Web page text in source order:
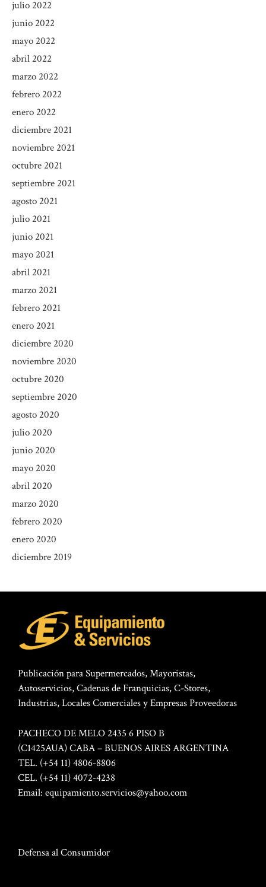
julio 2022
junio 2022
mayo 2022
abril 2022
marzo 2022
febrero 2022
enero 2022
diciembre 2021
noviembre 2021
octubre 2021
septiembre 2021
agosto 2021
julio 2021
junio 2021
mayo 2021
abril 2021
marzo 2021
febrero 2021
enero 2021
diciembre 2020
noviembre 2020
octubre 2020
septiembre 2020
agosto 2020
julio 2020
junio 2020
mayo 2020
abril 2020
marzo 2020
febrero 2020
enero 2020
diciembre 2019
Publicación para Supermercados, Mayoristas,
Autoservicios, Cadenas de Franquicias, C-Stores,
Industrias, Locales Comerciales y Empresas Proveedoras
PACHECO DE MELO 2435 6 PISO B
(C1425AUA) CABA – BUENOS AIRES ARGENTINA
TEL. (+54 11) 4806-8806
CEL. (+54 11) 4072-4238
Email: equipamiento.servicios@yahoo.com
Defensa al Consumidor